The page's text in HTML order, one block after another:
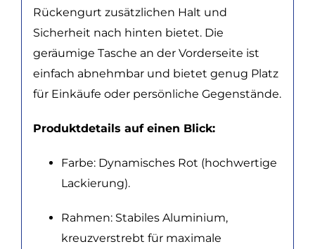
Rückengurt zusätzlichen Halt und
Sicherheit nach hinten bietet. Die
geräumige Tasche an der Vorderseite ist
einfach abnehmbar und bietet genug Platz
für Einkäufe oder persönliche Gegenstände.
Produktdetails auf einen Blick:
Farbe: Dynamisches Rot (hochwertige
Lackierung).
Rahmen: Stabiles Aluminium,
kreuzverstrebt für maximale